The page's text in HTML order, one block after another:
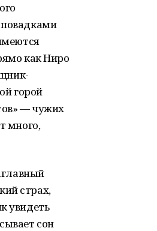
как Ниро
горой
— чужих
много,
страх,
увидеть
сон